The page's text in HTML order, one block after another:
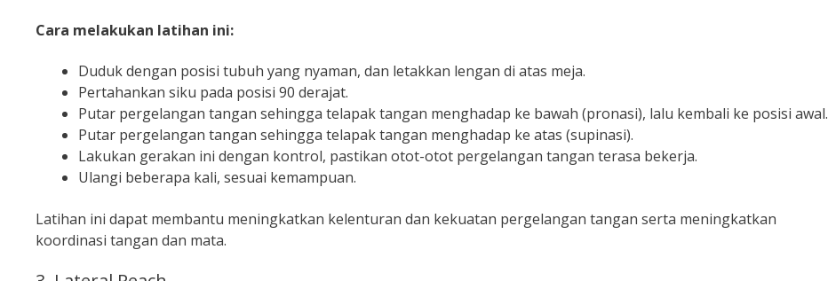
Cara melakukan latihan ini:
Duduk dengan posisi tubuh yang nyaman, dan letakkan lengan di atas meja.
Pertahankan siku pada posisi 90 derajat.
Putar pergelangan tangan sehingga telapak tangan menghadap ke bawah (pronasi), lalu kembali ke posisi awal.
Putar pergelangan tangan sehingga telapak tangan menghadap ke atas (supinasi).
Lakukan gerakan ini dengan kontrol, pastikan otot-otot pergelangan tangan terasa bekerja.
Ulangi beberapa kali, sesuai kemampuan.
Latihan ini dapat membantu meningkatkan kelenturan dan kekuatan pergelangan tangan serta meningkatkan
koordinasi tangan dan mata.